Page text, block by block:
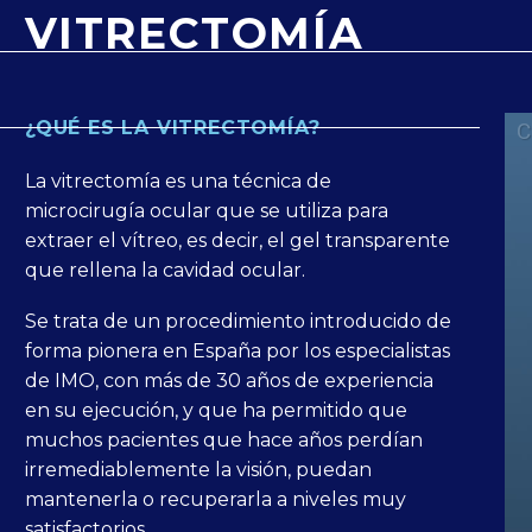
VITRECTOMÍA
¿QUÉ ES LA VITRECTOMÍA?
La vitrectomía es una técnica de
microcirugía ocular que se utiliza para
extraer el vítreo, es decir, el gel transparente
que rellena la cavidad ocular.
Se trata de un procedimiento introducido de
forma pionera en España por los especialistas
de IMO, con más de 30 años de experiencia
en su ejecución, y que ha permitido que
muchos pacientes que hace años perdían
irremediablemente la visión, puedan
mantenerla o recuperarla a niveles muy